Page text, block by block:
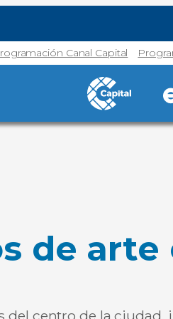
Canal Capital
de arte
centro de la ciudad,